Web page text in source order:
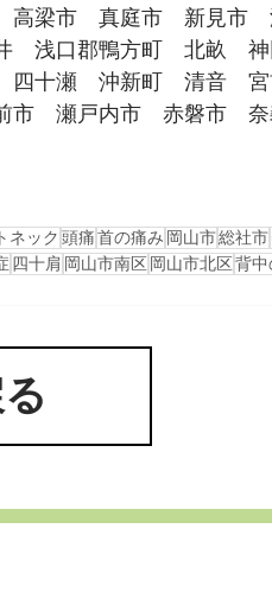
梁市　真庭市　新見市
浅口郡鴨方町　北畝　
十瀬　沖新町　清音　
市　瀬戸内市　赤磐市
ネック 頭痛首の痛み 岡山市総社市
四十肩 岡山市南区 岡山市北区背中